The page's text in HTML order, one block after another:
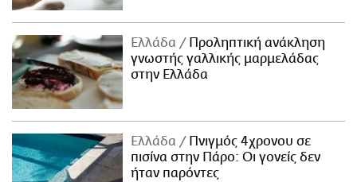
Ελλάδα
Προληπτική ανάκληση
γνωστής γαλλικής μαρμελάδας
στην Ελλάδα
Ελλάδα
Πνιγμός 4χρονου σε
πισίνα στην Πάρο: Οι γονείς δεν
ήταν παρόντες